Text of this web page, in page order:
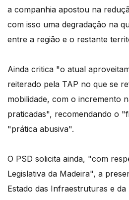
a companhia apostou na
com isso uma degradação na
entre a região e o restante
Ainda critica "o atual
reiterado pela TAP no que se
mobilidade, com o incremento
praticadas", recomendando o
"prática abusiva".
O PSD solicita ainda, "com
Legislativa da Madeira", a
Estado das Infraestruturas e